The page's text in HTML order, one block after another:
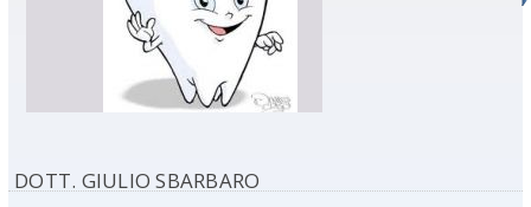
DOTT. GIULIO SBARBARO